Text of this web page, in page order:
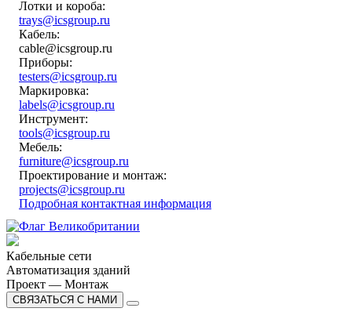
Лотки и короба:
trays@icsgroup.ru
Кабель:
cable@icsgroup.ru
Приборы:
testers@icsgroup.ru
Маркировка:
labels@icsgroup.ru
Инструмент:
tools@icsgroup.ru
Мебель:
furniture@icsgroup.ru
Проектирование и монтаж:
projects@icsgroup.ru
Подробная контактная информация
Кабельные сети
Автоматизация зданий
Проект — Монтаж
СВЯЗАТЬСЯ С НАМИ